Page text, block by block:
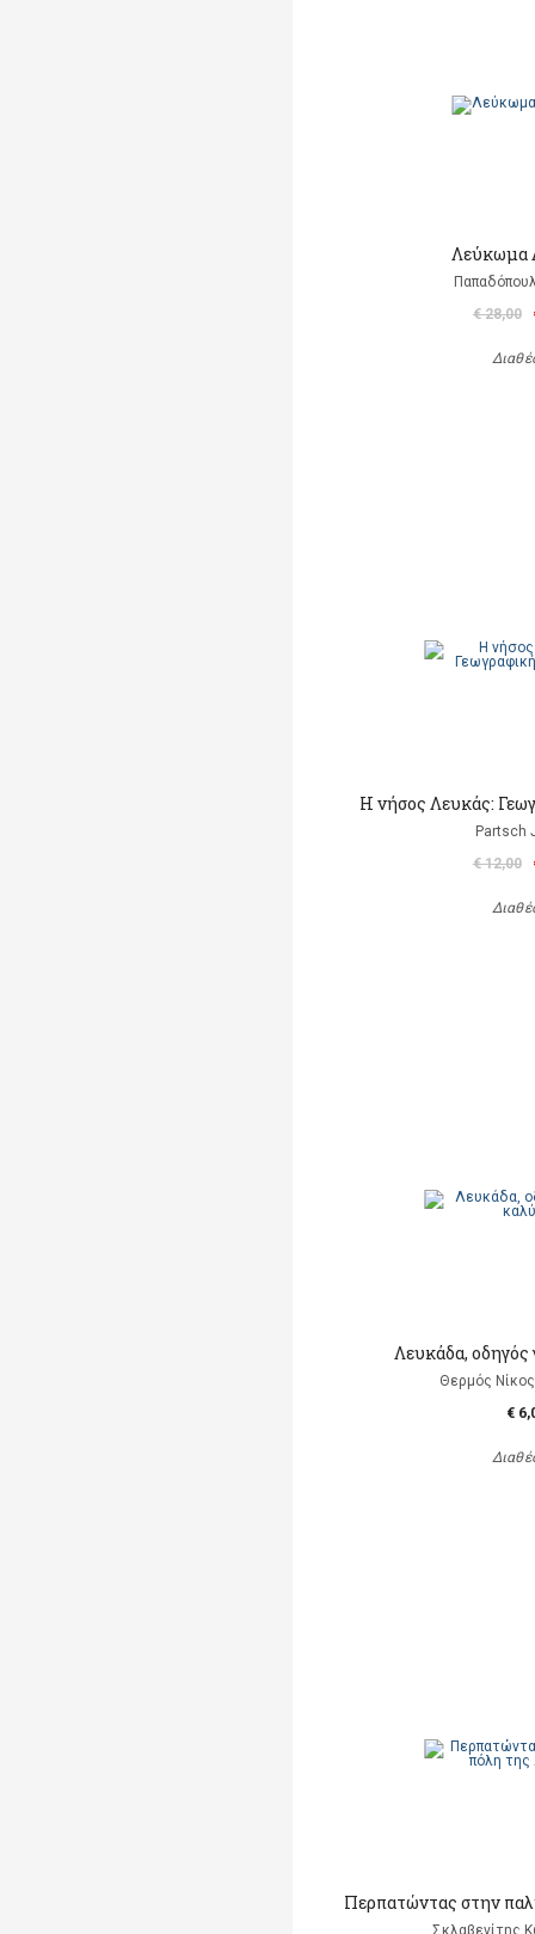
Λεύκωμα
€ 28,00
Η νήσος Λευκάς:
Partsch
€ 12,00
Λευκάδα, οδηγός
Θερμός
€
Περπατώντας στην
Σκλαβενίτης